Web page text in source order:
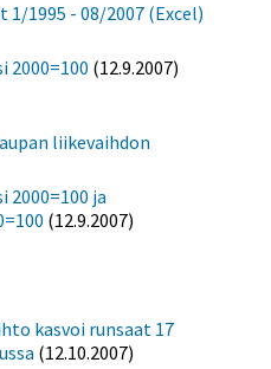
1995 - 08/2007 (Excel)
2000=100 (12.9.2007)
liikevaihdon
2000=100 ja
(12.9.2007)
kasvoi runsaat 17
(12.10.2007)